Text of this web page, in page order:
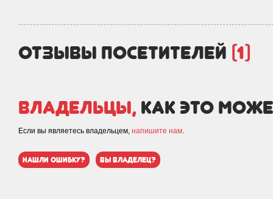
отзывы посетителей (1)
Владельцы, как это
Если вы являетесь владельцем, напишите нам.
нашли ошибку? вы владелец?